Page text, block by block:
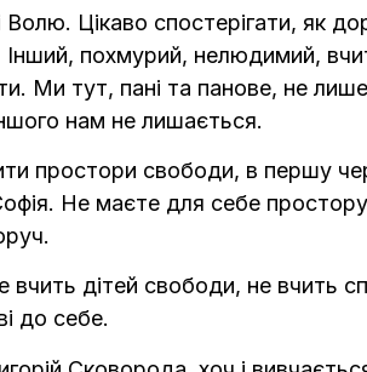
Волю. Цікаво спостерігати, як
Інший, похмурий, нелюдимий,
Ми тут, пані та панове, не
нам не лишається.
свободи, в першу
Не маєте для себе
дітей свободи, не вчить
до себе.